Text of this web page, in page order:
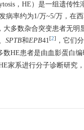
，HE）是一组遗传
病率约为1/万~5/万，在
多数杂合突变患者无
SPTB和EPB41[2]
，它们
HE患者是由血影蛋白
家系进行分子诊断研究